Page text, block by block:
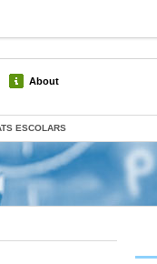
About
ESCOLARS